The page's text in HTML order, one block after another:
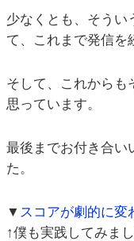
少なくとも、そうい
て、これまで発信を
そして、これからも
思っています。
最後までお付き合い
た。
▼ スコアが劇的に変
↑僕も実践してみま